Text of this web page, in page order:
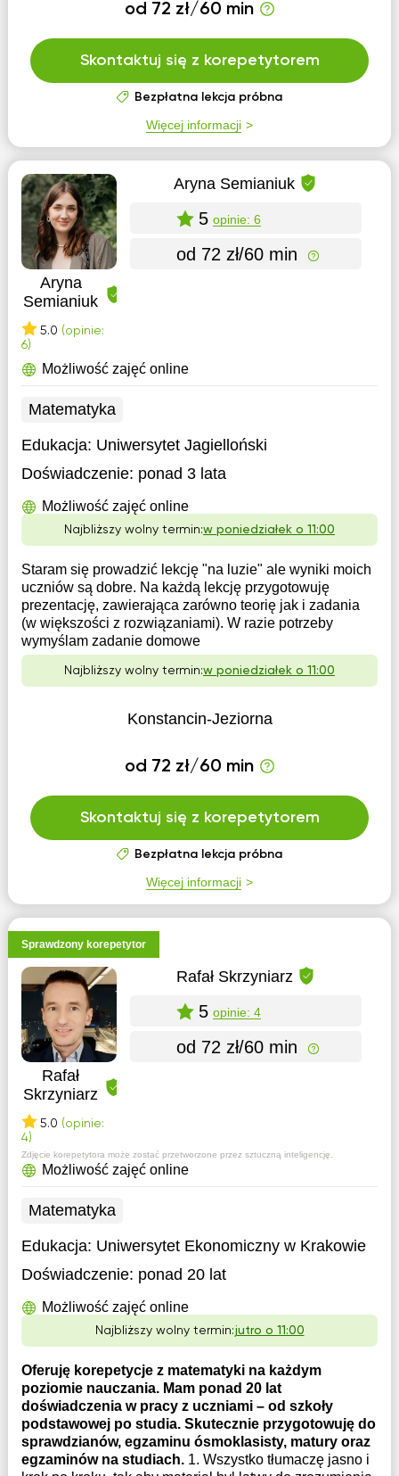
od 72 zł/60 min
Skontaktuj się z korepetytorem
Bezpłatna lekcja próbna
Więcej informacji
Aryna
Semianiuk
5.0 (opinie:
6)
Aryna Semianiuk
5 opinie: 6
od 72 zł/60 min
Możliwość zajęć online
Matematyka
Edukacja: Uniwersytet Jagielloński
Doświadczenie: ponad 3 lata
Możliwość zajęć online
Najbliższy wolny termin:w poniedziałek o 11:00
Staram się prowadzić lekcję "na luzie" ale wyniki moich
uczniów są dobre. Na każdą lekcję przygotowuję
prezentację, zawierająca zarówno teorię jak i zadania
(w większości z rozwiązaniami). W razie potrzeby
wymyślam zadanie domowe
Najbliższy wolny termin:w poniedziałek o 11:00
Konstancin-Jeziorna
od 72 zł/60 min
Skontaktuj się z korepetytorem
Bezpłatna lekcja próbna
Więcej informacji
Sprawdzony korepetytor
Rafał
Skrzyniarz
5.0 (opinie:
4)
Rafał Skrzyniarz
5 opinie: 4
od 72 zł/60 min
Zdjęcie korepetytora może zostać przetworzone przez sztuczną inteligencję.
Możliwość zajęć online
Matematyka
Edukacja: Uniwersytet Ekonomiczny w Krakowie
Doświadczenie: ponad 20 lat
Możliwość zajęć online
Najbliższy wolny termin:jutro o 11:00
Oferuję korepetycje z matematyki na każdym
poziomie nauczania. Mam ponad 20 lat
doświadczenia w pracy z uczniami – od szkoły
podstawowej po studia. Skutecznie przygotowuję do
sprawdzianów, egzaminu ósmoklasisty, matury oraz
egzaminów na studiach. 1. Wszystko tłumaczę jasno i